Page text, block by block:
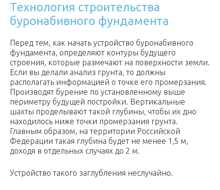
Технология строительства
буронабивного фундамента
Перед тем, как начать устройство буронабивного
фундамента, определяют контуры будущего
строения, которые размечают на поверхности земли.
Если вы делали анализ грунта, то должны
располагать информацией о точке его промерзания.
Производят бурение по установленному выше
периметру будущей постройки. Вертикальные
шахты проделывают такой глубины, чтобы их дно
находилось ниже точки промерзания грунта.
Главным образом, на территории Российской
Федерации такая глубина будет не менее 1,5 м,
доходя в отдельных случаях до 2 м.
Устройство такого заглубления неслучайно.